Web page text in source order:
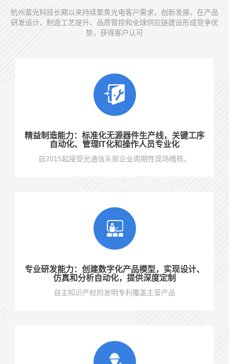
杭州富光科技长期以来持续聚焦光电客户需求，创新发展，在产品
研发设计、制造工艺提升、品质管控和全球供应链建设形成竞争优
势，获得客户认可
精益制造能力：标准化无源器件生产线，关键工序
自动化、管理IT化和操作人员专业化
自2015起接受光通信头部企业周期性现场稽核。
专业研发能力：创建数字化产品模型，实现设计、
仿真和分析自动化，提供深度定制
自主知识产权的发明专利覆盖主营产品